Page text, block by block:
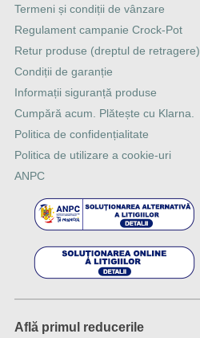
Termeni și condiții de vânzare
Regulament campanie Crock-Pot
Retur produse (dreptul de retragere)
Condiții de garanție
Informații siguranță produse
Cumpără acum. Plătește cu Klarna.
Politica de confidențialitate
Politica de utilizare a cookie-uri
ANPC
Află primul reducerile